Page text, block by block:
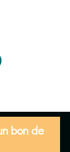
bon de